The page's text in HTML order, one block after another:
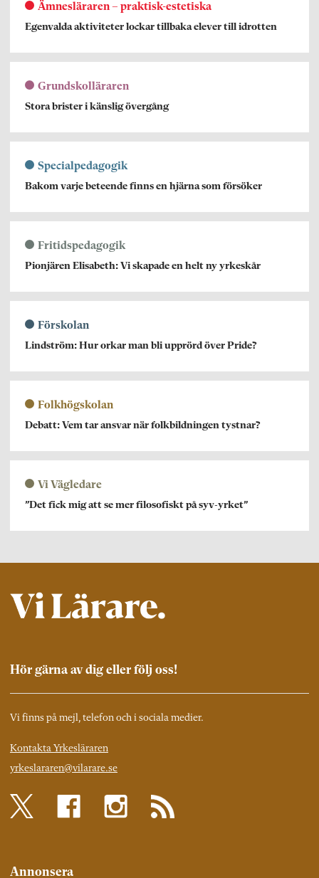
Ämnesläraren – praktisk-estetiska
Egenvalda aktiviteter lockar tillbaka elever till idrotten
Grundskolläraren
Stora brister i känslig övergång
Specialpedagogik
Bakom varje beteende finns en hjärna som försöker
Fritidspedagogik
Pionjären Elisabeth: Vi skapade en helt ny yrkeskår
Förskolan
Lindström: Hur orkar man bli upprörd över Pride?
Folkhögskolan
Debatt: Vem tar ansvar när folkbildningen tystnar?
Vi Vägledare
”Det fick mig att se mer filosofiskt på syv-yrket”
Hör gärna av dig eller följ oss!
Vi finns på mejl, telefon och i sociala medier.
Kontakta Yrkesläraren
yrkeslararen@vilarare.se
Annonsera